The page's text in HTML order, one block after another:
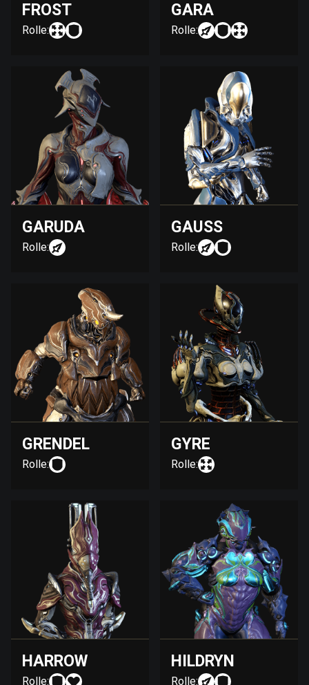
FROST
Rolle:
GARA
Rolle:
GARUDA
Rolle:
GAUSS
Rolle:
GRENDEL
Rolle:
GYRE
Rolle:
HARROW
Rolle:
HILDRYN
Rolle: